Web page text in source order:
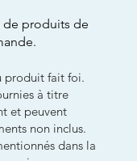
de produits de
produit fait foi.
à titre
et peuvent
non inclus.
dans la